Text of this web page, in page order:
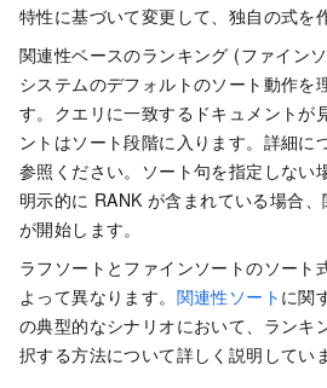
特性に基づいて変更して、独自の式を
関連性ベースのランキング (ファイン
システムのデフォルトのソート動作を
す。クエリに一致するドキュメントが
ントはソート段階に入ります。詳細に
参照ください。ソート句を指定しない
明示的に RANK が含まれている場合
が開始します。
ラフソートとファインソートのソート
よって異なります。 関連性ソート に関
の典型的なシナリオにおいて、ランキ
択する方法について詳しく説明してい